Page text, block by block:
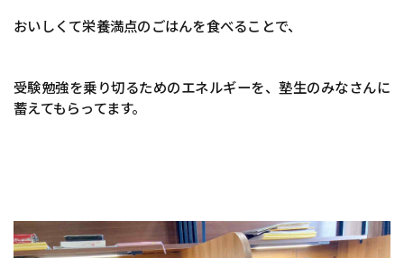
おいしくて栄養満点のごはんを食べることで、
受験勉強を乗り切るためのエネルギーを、塾生のみなさんに
蓄えてもらってます。